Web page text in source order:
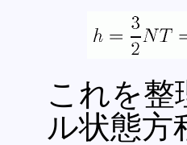
これを整
ル状態方